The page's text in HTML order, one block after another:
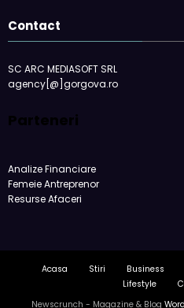
Contact
SC ARC MEDIASOFT SRL
agency[@]gorgova.ro
Parteneri
Analize Financiare
Femeie Antreprenor
Resurse Afaceri
Acasa Stiri Business
Lifestyle
Newscrunch - Magazine & Blog